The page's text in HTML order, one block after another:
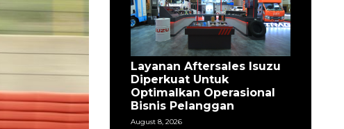
Layanan Aftersales Isuzu
Diperkuat Untuk
Optimalkan Operasional
Bisnis Pelanggan
August 8, 2026